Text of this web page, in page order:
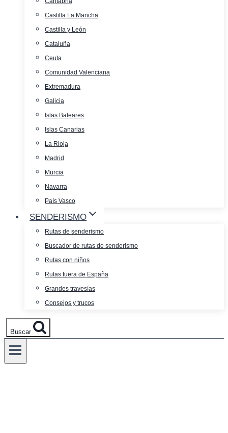
Castilla La Mancha
Castilla y León
Cataluña
Ceuta
Comunidad Valenciana
Extremadura
Galicia
Islas Baleares
Islas Canarias
La Rioja
Madrid
Murcia
Navarra
País Vasco
SENDERISMO
Rutas de senderismo
Buscador de rutas de senderismo
Rutas con niños
Rutas fuera de España
Grandes travesías
Consejos y trucos
Buscar